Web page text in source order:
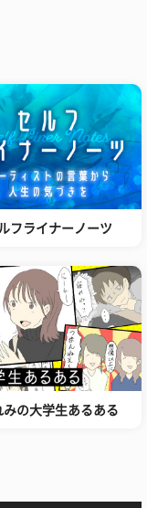
フライナーノーツ
みの大学生あるある